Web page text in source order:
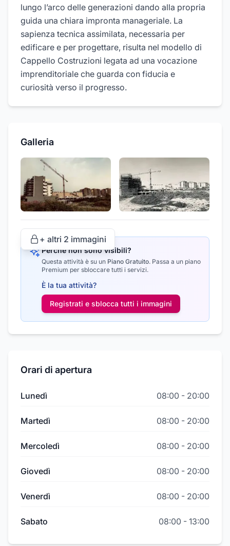
lungo l’arco delle generazioni dando alla propria
guida una chiara impronta manageriale. La
sapienza tecnica assimilata, necessaria per
edificare e per progettare, risulta nel modello di
Cappello Costruzioni legata ad una vocazione
imprenditoriale che guarda con fiducia e
curiosità verso il progresso.
Galleria
+ altri 2 immagini
Perché non sono visibili?
Questa attività è su un Piano Gratuito. Passa a un piano
Premium per sbloccare tutti i servizi.
È la tua attività?
Registrati e sblocca tutti i immagini
Orari di apertura
Lunedì 08:00 - 20:00
Martedì 08:00 - 20:00
Mercoledì 08:00 - 20:00
Giovedì 08:00 - 20:00
Venerdì 08:00 - 20:00
Sabato 08:00 - 13:00